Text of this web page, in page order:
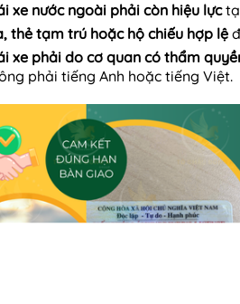
xe nước ngoài phải còn hiệu lực
thẻ tạm trú hoặc hộ chiếu hợp lệ
xe phải do cơ quan có thẩm
phải tiếng Anh hoặc tiếng Việt.